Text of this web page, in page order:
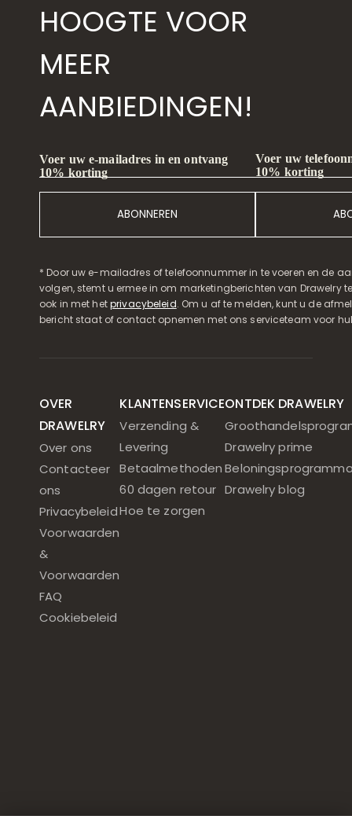
HOOGTE VOOR
MEER
AANBIEDINGEN!
Voer uw e-mailadres in en ontvang
10% korting
ABONNEREN
Voer uw
10% korting
* Door uw e-mailadres of telefoonnummer in te voeren en de
volgen, stemt u ermee in om marketingberichten van Drawelry
ook in met hetprivacybeleid. Om u af te melden, kunt u de
bericht staat of contact opnemen met ons serviceteam voor
OVER
DRAWELRY
Over ons
Contacteer
ons
Privacybeleid
Voorwaarden
&
Voorwaarden
FAQ
Cookiebeleid
KLANTENSERVICE
Verzending &
Levering
Betaalmethoden
60 dagen retour
Hoe te zorgen
ONTDEK DRAWELRY
Drawelry prime
Drawelry blog